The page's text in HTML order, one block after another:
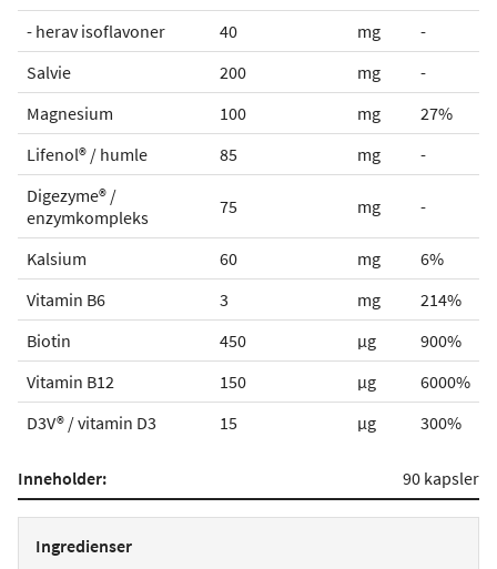
- herav isoflavoner
40 mg
-
Salvie
200 mg
-
Magnesium
100 mg
27%
Lifenol® / humle
85 mg
-
Digezyme® /
enzymkompleks
75 mg -
Kalsium 60 mg
6%
Vitamin B6
3 mg
214%
Biotin
450 µg
900%
Vitamin B12
150 µg
6000%
D3V® / vitamin D3
15 µg 300%
Inneholder: 90 kapsler
Ingredienser